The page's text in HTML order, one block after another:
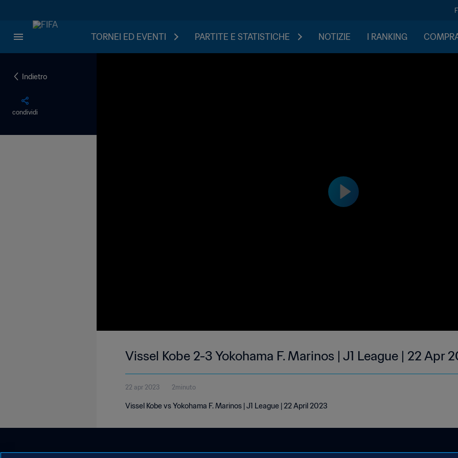
TORNEI ED EVENTI PARTITE E STATISTICHE NOTIZIE I RANKING
Indietro
condividi
Vissel Kobe 2-3 Yokohama F. Marinos | J1 League | 22 Apr
22 apr 2023 2minuto
Vissel Kobe vs Yokohama F. Marinos | J1 League | 22 April 2023